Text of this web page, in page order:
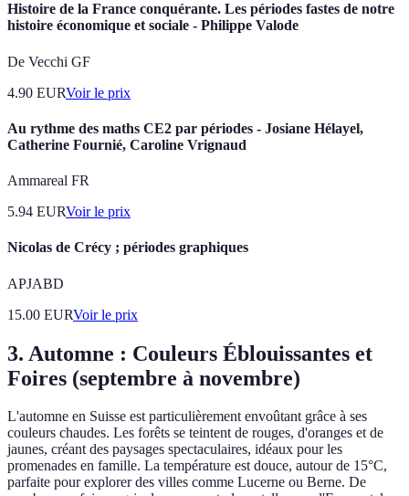
Histoire de la France conquérante. Les périodes fastes de notre
histoire économique et sociale - Philippe Valode
De Vecchi GF
4.90 EURVoir le prix
Au rythme des maths CE2 par périodes - Josiane Hélayel,
Catherine Fournié, Caroline Vrignaud
Ammareal FR
5.94 EURVoir le prix
Nicolas de Crécy ; périodes graphiques
APJABD
15.00 EURVoir le prix
3. Automne : Couleurs Éblouissantes et
Foires (septembre à novembre)
L'automne en Suisse est particulièrement envoûtant grâce à ses
couleurs chaudes. Les forêts se teintent de rouges, d'oranges et de
jaunes, créant des paysages spectaculaires, idéaux pour les
promenades en famille. La température est douce, autour de 15°C,
parfaite pour explorer des villes comme Lucerne ou Berne. De